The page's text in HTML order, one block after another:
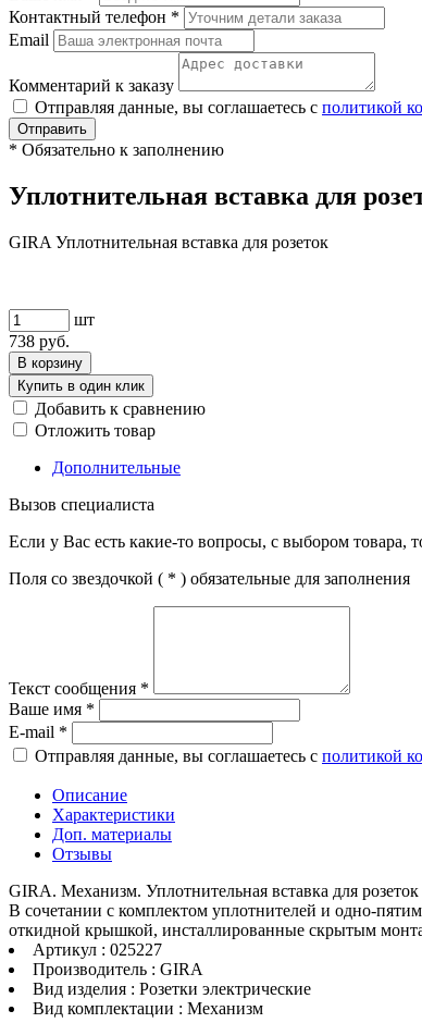
Контактный телефон *
Email
Комментарий к заказу
Отправляя данные, вы соглашаетесь с политикой
Отправить
* Обязательно к заполнению
Уплотнительная вставка для
GIRA Уплотнительная вставка для розеток
шт
738 руб.
В корзину
Купить в один клик
Добавить к сравнению
Отложить товар
Дополнительные
Вызов специалиста
Если у Вас есть какие-то вопросы, с выбором товара,
Поля со звездочкой ( * ) обязательные для заполнения
Текст сообщения *
Ваше имя *
E-mail *
Отправляя данные, вы соглашаетесь с политикой
Описание
Характеристики
Доп. материалы
Отзывы
GIRA. Механизм. Уплотнительная вставка для розеток
В сочетании с комплектом уплотнителей и одно-
откидной крышкой, инсталлированные скрытым
Артикул : 025227
Производитель : GIRA
Вид изделия : Розетки электрические
Вид комплектации : Механизм